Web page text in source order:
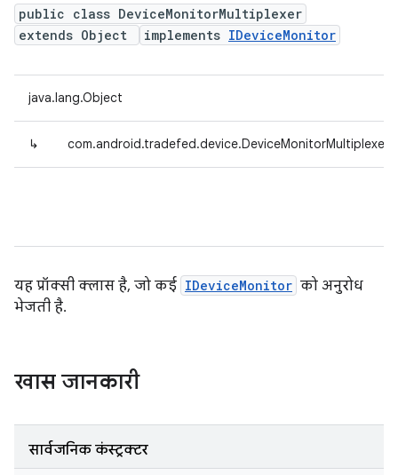
public class DeviceMonitorMultiplexer
extends Object
implements IDeviceMonitor
java.lang.Object
↳ com.android.tradefed.device.DeviceMonitorMultiplexer
यह प्रॉक्सी क्लास है, जो कई IDeviceMonitor को अनुरोध
भेजती है.
खास जानकारी
सार्वजनिक कंस्ट्रक्टर